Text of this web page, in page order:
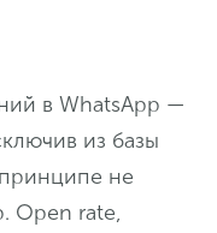
в WhatsApp —
из базы
не
Open rate,